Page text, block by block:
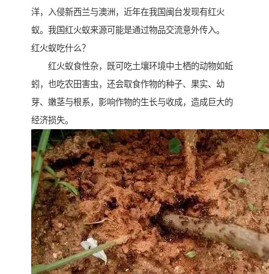
洋，入侵新西兰与澳洲，近年在我国闽台发现有红火
蚁。我国红火蚁来源可能是通过物品交流意外传入。
红火蚁吃什么？
红火蚁食性杂，既可吃土壤环境中土栖的动物如蚯
蚓，也吃农田害虫，还会取食作物的种子、果实、幼
芽、嫩茎与根系，影响作物的生长与收成，造成巨大的
经济损失。